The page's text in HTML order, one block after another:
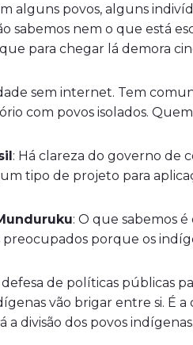
alguns povos, alguns
sabemos nem o que está
para chegar lá demora
sem internet. Tem
com povos isolados.
: Há clareza do governo de
tipo de projeto para
: O que sabemos
preocupados porque os
de políticas públicas
vão brigar entre si. É
a divisão dos povos indígenas.